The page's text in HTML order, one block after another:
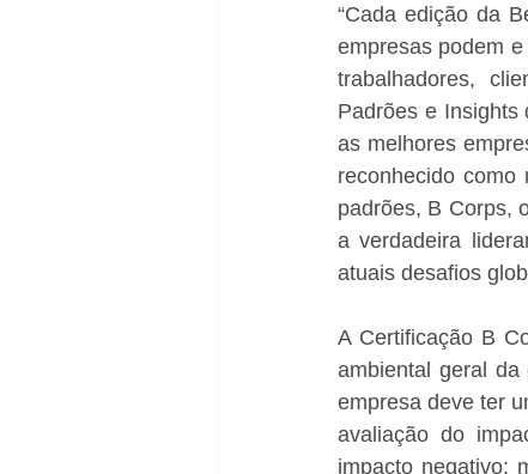
“Cada edição da
empresas podem
trabalhadores,
Padrões e Insights
as melhores
reconhecido
padrões, B Corps,
a verdadeira
atuais desafios
A Certificação B
ambiental geral
empresa deve ter
avaliação do
impacto negativo;